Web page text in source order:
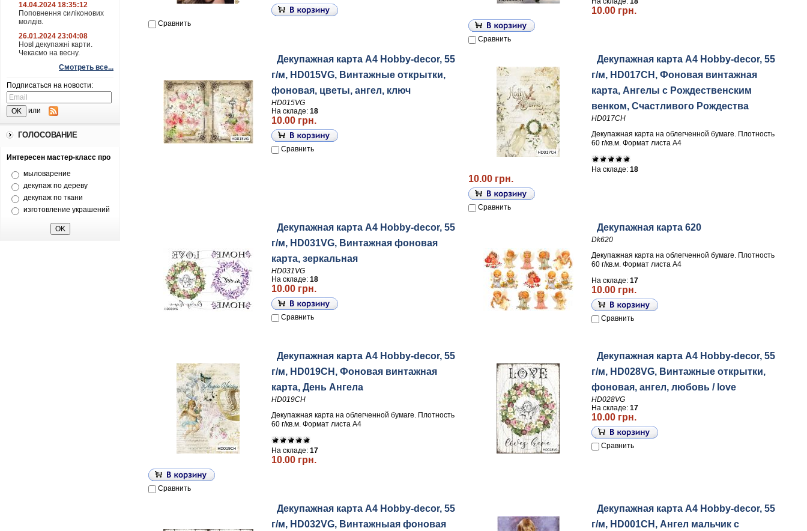
14.04.2024 18:35:12
Поповнення силіконових
молдів.
26.01.2024 23:04:08
НовІ декупажні карти.
Чекаємо на весну.
Смотреть все...
Подписаться на новости:
или
ГОЛОСОВАНИЕ
Интересен мастер-класс про
мыловарение
декупаж по дереву
декупаж по ткани
изготовление украшений
Сравнить
10.00 грн.
Сравнить
Декупажная карта А4 Hobby-decor, 55
г/м, HD015VG, Винтажные открытки,
фоновая, цветы, ангел, ключ
HD015VG
На складе: 18
10.00 грн.
Сравнить
Декупажная карта А4 Hobby-decor, 55
г/м, HD017CH, Фоновая винтажная
карта, Ангелы с Рождественским
венком, Счастливого Рождества
HD017CH
Декупажная карта на облегченной бумаге. Плотность
60 г/кв.м. Формат листа А4
На складе: 18
10.00 грн.
Сравнить
Декупажная карта А4 Hobby-decor, 55
г/м, HD031VG, Винтажная фоновая
карта, зеркальная
HD031VG
На складе: 18
10.00 грн.
Сравнить
Декупажная карта 620
Dk620
Декупажная карта на облегченной бумаге. Плотность
60 г/кв.м. Формат листа А4
На складе: 17
10.00 грн.
Сравнить
Декупажная карта А4 Hobby-decor, 55
г/м, HD019CH, Фоновая винтажная
карта, День Ангела
HD019CH
Декупажная карта на облегченной бумаге. Плотность
60 г/кв.м. Формат листа А4
На складе: 17
10.00 грн.
Сравнить
Декупажная карта А4 Hobby-decor, 55
г/м, HD028VG, Винтажные открытки,
фоновая, ангел, любовь / love
HD028VG
На складе: 17
10.00 грн.
Сравнить
Декупажная карта А4 Hobby-decor, 55
г/м, HD032VG, Винтажныая фоновая
Декупажная карта А4 Hobby-decor, 55
г/м, HD001CH, Ангел мальчик с